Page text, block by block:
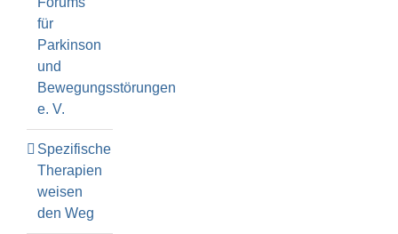
für
Parkinson
und
Bewegungsstörungen
e. V.
Spezifische
Therapien
weisen
den Weg